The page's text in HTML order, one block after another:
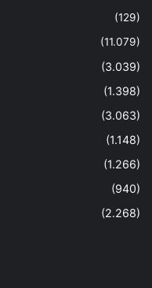
(129)
(11.079)
(3.039)
(1.398)
(3.063)
(1.148)
(1.266)
(940)
(2.268)